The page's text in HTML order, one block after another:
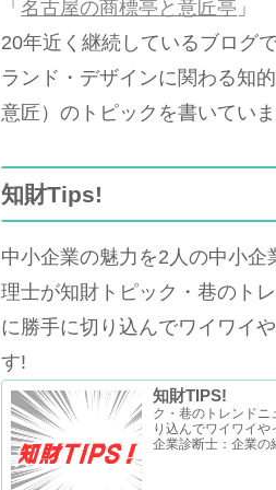
「名古屋の商標亭と意匠亭 」
20年近く継続しているブログ
ランド・デザインに関わる知
意匠）のトピックを書いていま
知財Tips!
中小企業の魅力を2人の中小企
理士が知財トピック・巷のト
に勝手に切り込んでワイワイ
す!
知財TIPS!
ク・巷のトレンドニ
り込んでワイワイ
企業診断士：企業の